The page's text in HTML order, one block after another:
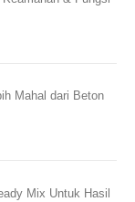
Mahal dari Beton
Mix Untuk Hasil